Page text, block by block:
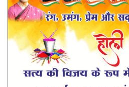
Language
English hindi